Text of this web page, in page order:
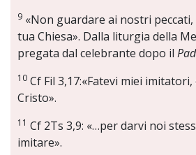
9 «Non guardare ai nostri peccati,
tua Chiesa». Dalla liturgia della
pregata dal celebrante dopo il
10 Cf Fil 3,17:«Fatevi miei
Cristo».
11 Cf 2Ts 3,9: «…per darvi noi
imitare».